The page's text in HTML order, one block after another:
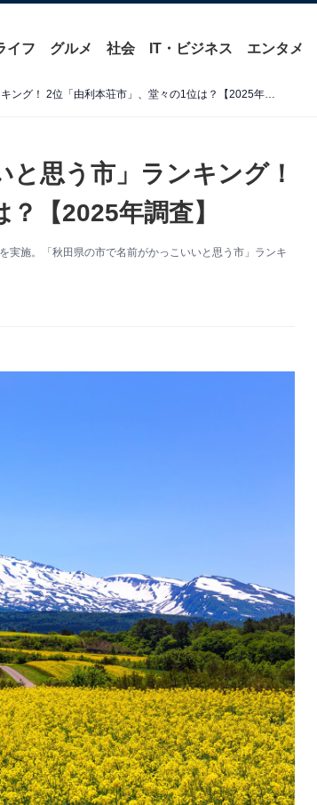
イフ グルメ 社会 IT・ビジネス エンタメ
秋田県の市で「名前がかっこいいと思う市」ランキング！ 2位「由利本荘市」、堂々の1位は？【2025年調査】
思う市」ランキング！
【2025年調査】
実施。「秋田県の市で名前がかっこいいと思う市」ランキ